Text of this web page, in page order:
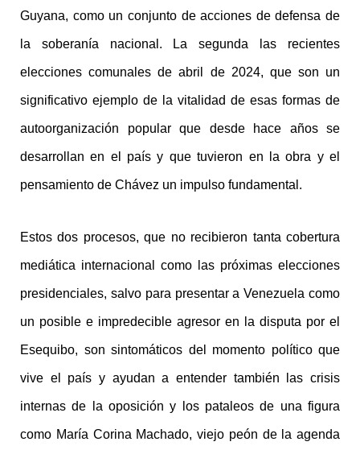
Guyana, como un conjunto de acciones de defensa de
la soberanía nacional. La segunda las recientes
elecciones comunales de abril de 2024, que son un
significativo ejemplo de la vitalidad de esas formas de
autoorganización popular que desde hace años se
desarrollan en el país y que tuvieron en la obra y el
pensamiento de Chávez un impulso fundamental.
Estos dos procesos, que no recibieron tanta cobertura
mediática internacional como las próximas elecciones
presidenciales, salvo para presentar a Venezuela como
un posible e impredecible agresor en la disputa por el
Esequibo, son sintomáticos del momento político que
vive el país y ayudan a entender también las crisis
internas de la oposición y los pataleos de una figura
como María Corina Machado, viejo peón de la agenda